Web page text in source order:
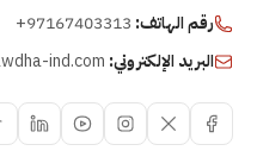
رقم الهاتف: +97167403313
البريد الإلكتروني: ind.com